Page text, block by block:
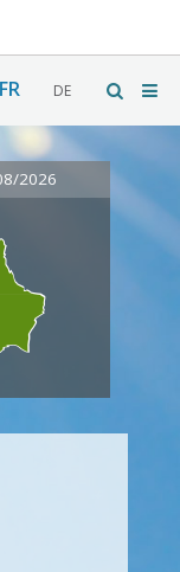
FR DE
2026